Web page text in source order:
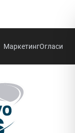
МаркетингОгласи